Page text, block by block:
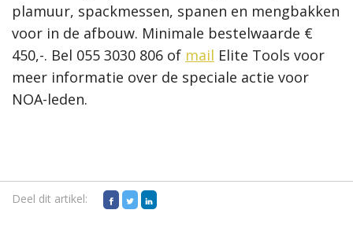
plamuur, spackmessen, spanen en mengbakken
voor in de afbouw. Minimale bestelwaarde €
450,-. Bel 055 3030 806 of mail Elite Tools voor
meer informatie over de speciale actie voor
NOA-leden.
Deel dit artikel: